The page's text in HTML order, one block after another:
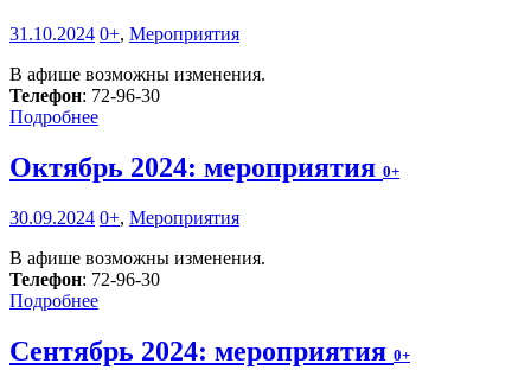
31.10.2024 0+, Мероприятия
В афише возможны изменения.
Телефон: 72-96-30
Подробнее
Октябрь 2024: мероприятия 0+
30.09.2024 0+, Мероприятия
В афише возможны изменения.
Телефон: 72-96-30
Подробнее
Сентябрь 2024: мероприятия 0+